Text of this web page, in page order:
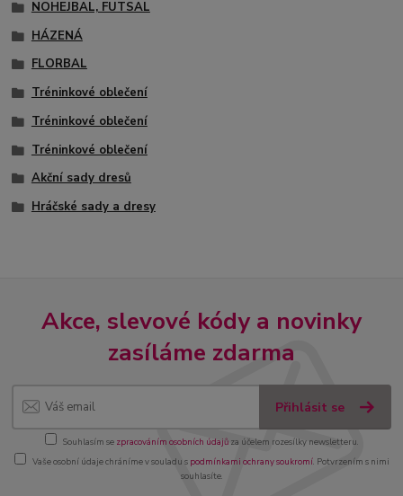
NOHEJBAL, FUTSAL
HÁZENÁ
FLORBAL
Tréninkové oblečení
Tréninkové oblečení
Tréninkové oblečení
Akční sady dresů
Hráčské sady a dresy
Akce, slevové kódy a novinky
zasíláme zdarma
Přihlásit se
Souhlasím se zpracováním osobních údajůza účelem rozesílky newsletteru.
Vaše osobní údaje chráníme v souladu s podmínkami ochrany soukromí. Potvrzením s nimi
souhlasíte.